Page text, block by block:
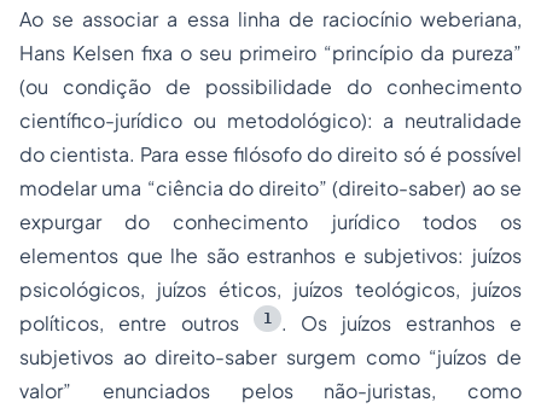
Ao se associar a essa linha de raciocínio weberiana,
Hans Kelsen fixa o seu primeiro “princípio da pureza”
(ou condição de possibilidade do conhecimento
científico-jurídico ou metodológico): a neutralidade
do cientista. Para esse filósofo do direito só é possível
modelar uma “ciência do direito” (direito-saber) ao se
expurgar do conhecimento jurídico todos os
elementos que lhe são estranhos e subjetivos: juízos
psicológicos, juízos éticos, juízos teológicos, juízos
políticos, entre outros
1 . Os juízos estranhos e
subjetivos ao direito-saber surgem como “juízos de
valor” enunciados pelos não-juristas, como